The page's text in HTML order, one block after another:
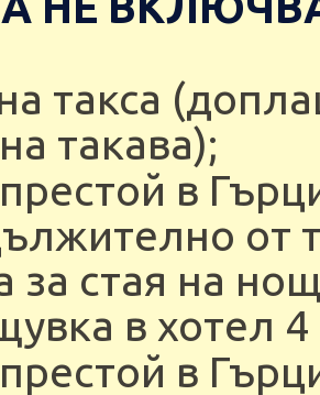
такса
такава);
престой в
от
за стая на
в хотел 4
престой в